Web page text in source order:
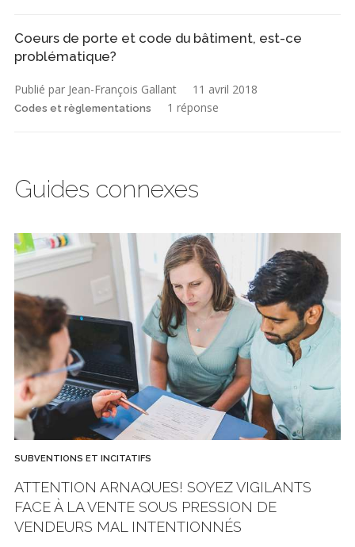
Coeurs de porte et code du bâtiment, est-ce
problématique?
Publié par Jean-François Gallant 11 avril 2018
Codes et règlementations 1 réponse
Guides connexes
SUBVENTIONS ET INCITATIFS
ATTENTION ARNAQUES! SOYEZ VIGILANTS
FACE À LA VENTE SOUS PRESSION DE
VENDEURS MAL INTENTIONNÉS